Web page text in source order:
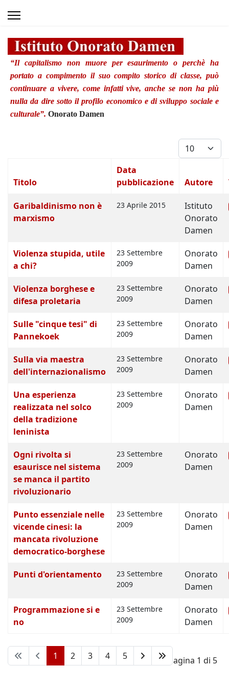
“Il capitalismo non muore per esaurimento o perchè ha
portato a compimento il suo compito storico di classe, può
continuare a vivere, come infatti vive, anche se non ha più
nulla da dire sotto il profilo economico e di sviluppo sociale e
culturale”. Onorato Damen
Visualizza #
Titolo
Data
pubblicazione
Autore
Garibaldinismo non è
marxismo
23 Aprile 2015
Istituto
Onorato
Damen
Violenza stupida, utile
a chi?
23 Settembre
2009
Onorato
Damen
Violenza borghese e
difesa proletaria
23 Settembre
2009
Onorato
Damen
Sulle "cinque tesi" di
Pannekoek
23 Settembre
2009
Onorato
Damen
Sulla via maestra
dell'internazionalismo
23 Settembre
2009
Onorato
Damen
Una esperienza
realizzata nel solco
della tradizione
leninista
23 Settembre
2009
Onorato
Damen
Ogni rivolta si
esaurisce nel sistema
se manca il partito
rivoluzionario
23 Settembre
2009
Onorato
Damen
Punto essenziale nelle
vicende cinesi: la
mancata rivoluzione
democratico-borghese
23 Settembre
2009
Onorato
Damen
Punti d'orientamento
23 Settembre
2009
Onorato
Damen
Programmazione si e
no
23 Settembre
2009
Onorato
Damen
Pagina 1 di 5
1 2 3 4 5